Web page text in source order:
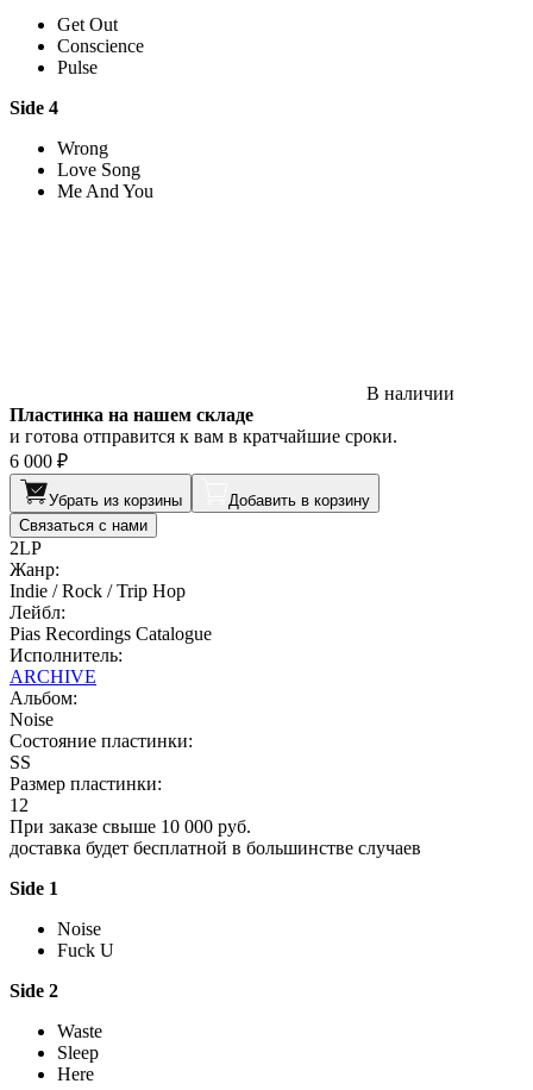
Get Out
Conscience
Pulse
Side 4
Wrong
Love Song
Me And You
В наличии
Пластинка на нашем складе
и готова отправится к вам в кратчайшие сроки.
6 000 ₽
Убрать из корзины
Добавить в корзину
Связаться с нами
2LP
Жанр:
Indie / Rock / Trip Hop
Лейбл:
Pias Recordings Catalogue
Исполнитель:
ARCHIVE
Альбом:
Noise
Состояние пластинки:
SS
Размер пластинки:
12
При заказе свыше 10 000 руб.
доставка будет бесплатной в большинстве случаев
Side 1
Noise
Fuck U
Side 2
Waste
Sleep
Here